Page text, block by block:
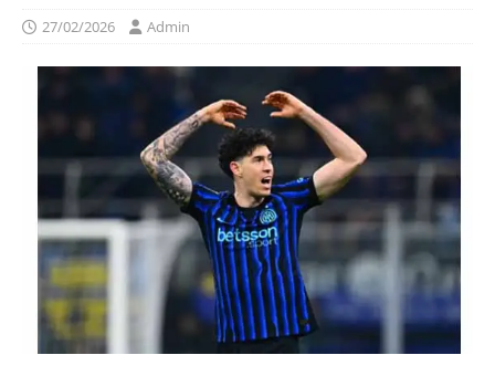
27/02/2026 Admin